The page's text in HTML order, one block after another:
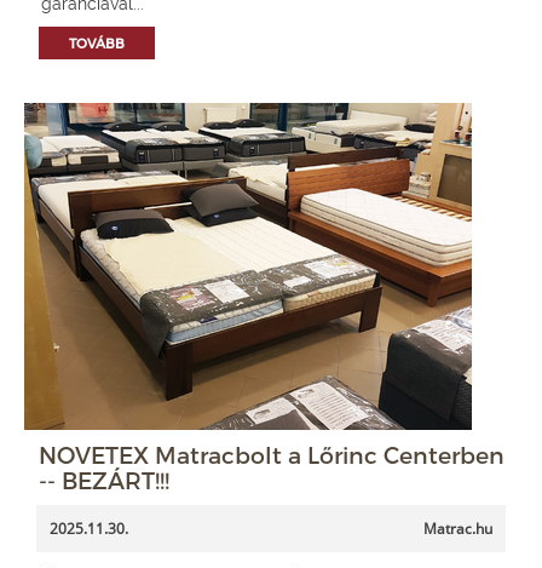
TOVÁBB
NOVETEX Matracbolt a Lőrinc Centerben
-- BEZÁRT!!!
2025.11.30. Matrac.hu